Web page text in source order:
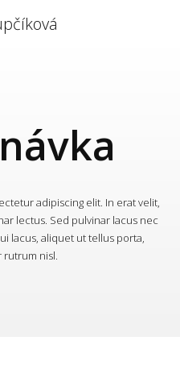
adipiscing elit. In erat velit,
lectus. Sed pulvinar lacus nec
lacus, aliquet ut tellus porta,
nisl.